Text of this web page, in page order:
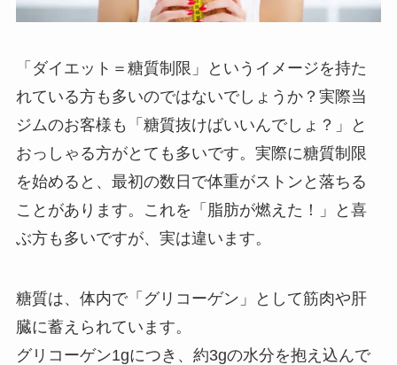
「ダイエット＝糖質制限」というイメージを持た
れている方も多いのではないでしょうか？実際当
ジムのお客様も「糖質抜けばいいんでしょ？」と
おっしゃる方がとても多いです。実際に糖質制限
を始めると、最初の数日で体重がストンと落ちる
ことがあります。これを「脂肪が燃えた！」と喜
ぶ方も多いですが、実は違います。
糖質は、体内で「グリコーゲン」として筋肉や肝
臓に蓄えられています。
グリコーゲン1gにつき、約3gの水分を抱え込んで